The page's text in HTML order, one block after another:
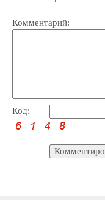
Комментарий:
Код: